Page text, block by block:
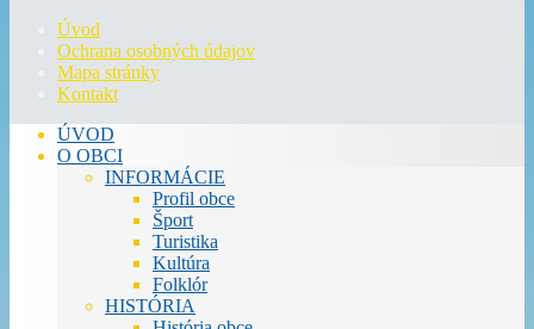
Úvod
Ochrana osobných údajov
Mapa stránky
Kontakt
ÚVOD
O OBCI
INFORMÁCIE
Profil obce
Šport
Turistika
Kultúra
Folklór
HISTÓRIA